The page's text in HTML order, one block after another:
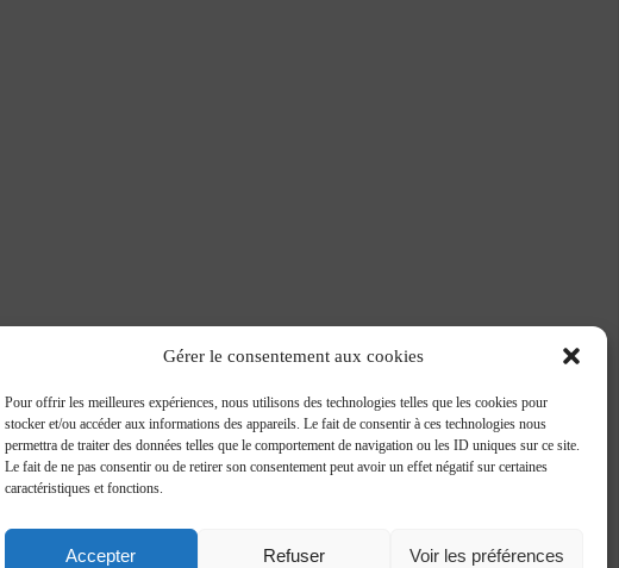
Gérer le consentement aux cookies
Pour offrir les meilleures expériences, nous utilisons des technologies telles que les cookies pour
stocker et/ou accéder aux informations des appareils. Le fait de consentir à ces technologies nous
permettra de traiter des données telles que le comportement de navigation ou les ID uniques sur ce site.
Le fait de ne pas consentir ou de retirer son consentement peut avoir un effet négatif sur certaines
caractéristiques et fonctions.
Accepter Refuser Voir les préférences